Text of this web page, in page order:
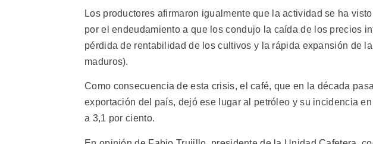
Los productores afirmaron igualmente que la actividad se ha
por el endeudamiento a que los condujo la caída de los precios
pérdida de rentabilidad de los cultivos y la rápida expansión de
maduros).
Como consecuencia de esta crisis, el café, que en la década
exportación del país, dejó ese lugar al petróleo y su incidencia
a 3,1 por ciento.